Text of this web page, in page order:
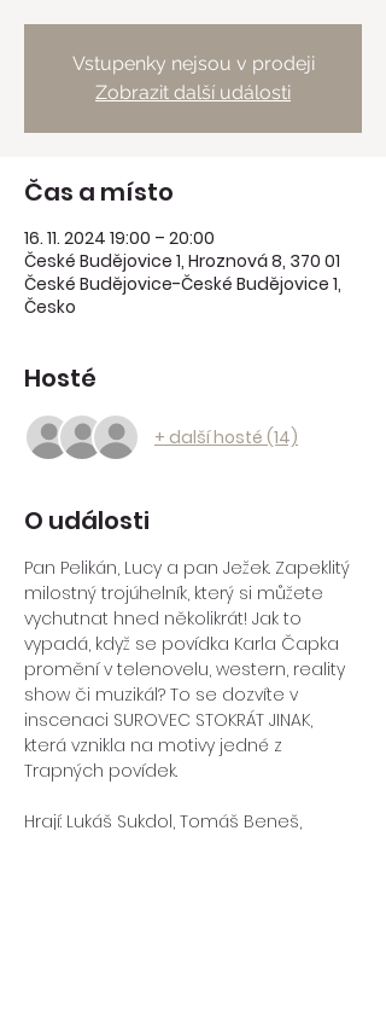
Vstupenky nejsou v prodeji
Zobrazit další události
Čas a místo
16. 11. 2024 19:00 – 20:00
České Budějovice 1, Hroznová 8, 370 01
České Budějovice-České Budějovice 1,
Česko
Hosté
+ další hosté (14)
O události
Pan Pelikán, Lucy a pan Ježek. Zapeklitý
milostný trojúhelník, který si můžete
vychutnat hned několikrát! Jak to
vypadá, když se povídka Karla Čapka
promění v telenovelu, western, reality
show či muzikál? To se dozvíte v
inscenaci SUROVEC STOKRÁT JINAK,
která vznikla na motivy jedné z
Trapných povídek.
Hrají: Lukáš Sukdol, Tomáš Beneš,